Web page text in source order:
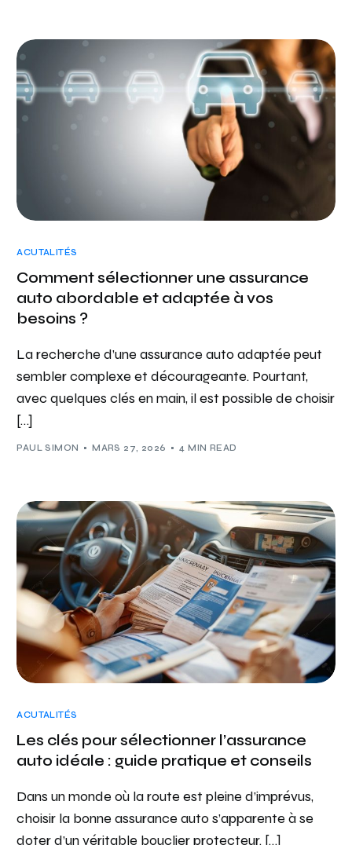
ACUTALITÉS
Comment sélectionner une assurance
auto abordable et adaptée à vos
besoins ?
La recherche d’une assurance auto adaptée peut
sembler complexe et décourageante. Pourtant,
avec quelques clés en main, il est possible de choisir
[…]
PAUL SIMON MARS 27, 2026 4 MIN READ
ACUTALITÉS
Les clés pour sélectionner l’assurance
auto idéale : guide pratique et conseils
Dans un monde où la route est pleine d’imprévus,
choisir la bonne assurance auto s’apparente à se
doter d’un véritable bouclier protecteur. […]